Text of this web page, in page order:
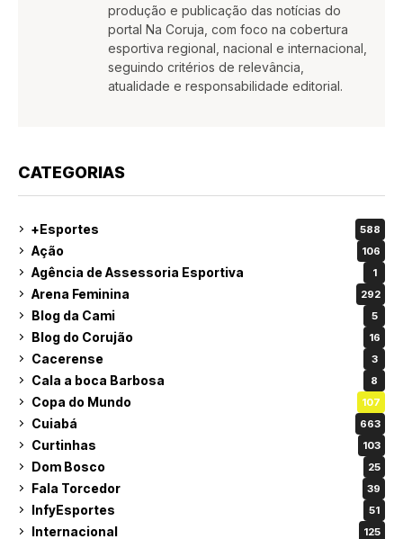
produção e publicação das notícias do
portal Na Coruja, com foco na cobertura
esportiva regional, nacional e internacional,
seguindo critérios de relevância,
atualidade e responsabilidade editorial.
CATEGORIAS
+Esportes 588
Ação 106
Agência de Assessoria Esportiva 1
Arena Feminina 292
Blog da Cami 5
Blog do Corujão 16
Cacerense 3
Cala a boca Barbosa 8
Copa do Mundo 107
Cuiabá 663
Curtinhas 103
Dom Bosco 25
Fala Torcedor 39
InfyEsportes 51
Internacional 125